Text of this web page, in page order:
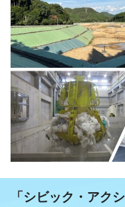
「シビック・アク